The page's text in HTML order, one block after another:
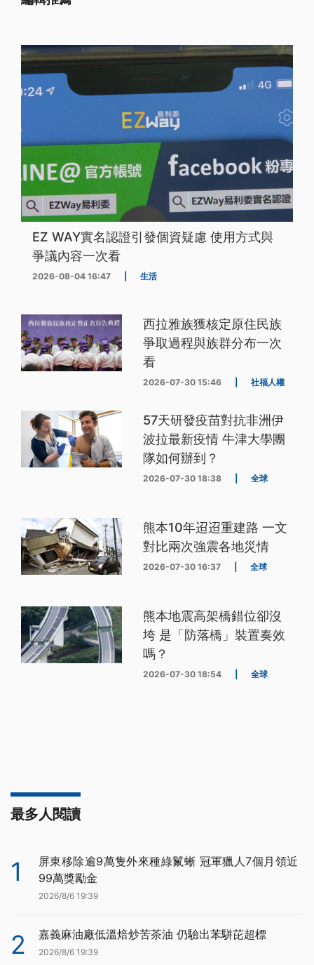
EZ WAY實名認證引發個資疑慮 使用方式與
爭議內容一次看
2026-08-04 16:47 生活
西拉雅族獲核定原住民族
爭取過程與族群分布一次
看
2026-07-30 15:46 社福人權
57天研發疫苗對抗非洲伊
波拉最新疫情 牛津大學團
隊如何辦到？
2026-07-30 18:38 全球
熊本10年迢迢重建路 一文
對比兩次強震各地災情
2026-07-30 16:37 全球
熊本地震高架橋錯位卻沒
垮 是「防落橋」裝置奏效
嗎？
2026-07-30 18:54 全球
最多人閱讀
1
屏東移除逾9萬隻外來種綠鬣蜥 冠軍獵人7個月領近
99萬獎勵金
2026/8/6 19:39
2 嘉義麻油廠低溫焙炒苦茶油 仍驗出苯駢芘超標
2026/8/6 19:39